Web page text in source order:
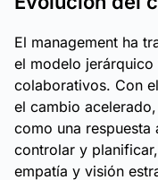
El management ha
el modelo
colaborativos. Con
el cambio
como una respuesta
controlar y
empatía y visión